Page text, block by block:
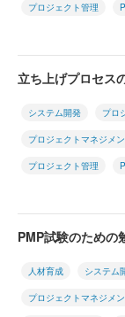
プロジェクト管理
立ち上げプロセス
システム開発 プロ
プロジェクトマネジメ
プロジェクト管理
PMP試験のための
人材育成 システム
プロジェクトマネジメ